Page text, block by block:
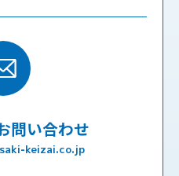
問い合わせ
keizai.co.jp